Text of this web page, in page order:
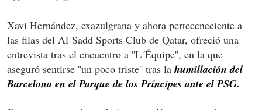
Xavi Hernández, exazulgrana y ahora perteceneciente a
las filas del Al-Sadd Sports Club de Qatar, ofreció una
entrevista tras el encuentro a ''L´Équipe'', en la que
aseguró sentirse ''un poco triste'' tras la humillación del
Barcelona en el Parque de los Príncipes ante el PSG.